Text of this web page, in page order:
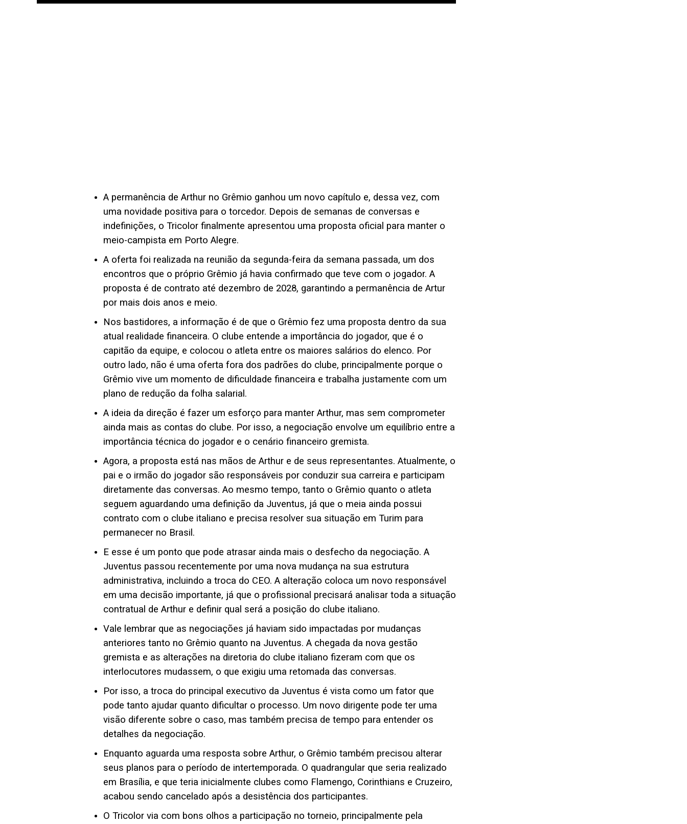
A permanência de Arthur no Grêmio ganhou um novo capítulo e, dessa vez, com
uma novidade positiva para o torcedor. Depois de semanas de conversas e
indefinições, o Tricolor finalmente apresentou uma proposta oficial para manter o
meio-campista em Porto Alegre.
A oferta foi realizada na reunião da segunda-feira da semana passada, um dos
encontros que o próprio Grêmio já havia confirmado que teve com o jogador. A
proposta é de contrato até dezembro de 2028, garantindo a permanência de Artur
por mais dois anos e meio.
Nos bastidores, a informação é de que o Grêmio fez uma proposta dentro da sua
atual realidade financeira. O clube entende a importância do jogador, que é o
capitão da equipe, e colocou o atleta entre os maiores salários do elenco. Por
outro lado, não é uma oferta fora dos padrões do clube, principalmente porque o
Grêmio vive um momento de dificuldade financeira e trabalha justamente com um
plano de redução da folha salarial.
A ideia da direção é fazer um esforço para manter Arthur, mas sem comprometer
ainda mais as contas do clube. Por isso, a negociação envolve um equilíbrio entre a
importância técnica do jogador e o cenário financeiro gremista.
Agora, a proposta está nas mãos de Arthur e de seus representantes. Atualmente, o
pai e o irmão do jogador são responsáveis por conduzir sua carreira e participam
diretamente das conversas. Ao mesmo tempo, tanto o Grêmio quanto o atleta
seguem aguardando uma definição da Juventus, já que o meia ainda possui
contrato com o clube italiano e precisa resolver sua situação em Turim para
permanecer no Brasil.
E esse é um ponto que pode atrasar ainda mais o desfecho da negociação. A
Juventus passou recentemente por uma nova mudança na sua estrutura
administrativa, incluindo a troca do CEO. A alteração coloca um novo responsável
em uma decisão importante, já que o profissional precisará analisar toda a situação
contratual de Arthur e definir qual será a posição do clube italiano.
Vale lembrar que as negociações já haviam sido impactadas por mudanças
anteriores tanto no Grêmio quanto na Juventus. A chegada da nova gestão
gremista e as alterações na diretoria do clube italiano fizeram com que os
interlocutores mudassem, o que exigiu uma retomada das conversas.
Por isso, a troca do principal executivo da Juventus é vista como um fator que
pode tanto ajudar quanto dificultar o processo. Um novo dirigente pode ter uma
visão diferente sobre o caso, mas também precisa de tempo para entender os
detalhes da negociação.
Enquanto aguarda uma resposta sobre Arthur, o Grêmio também precisou alterar
seus planos para o período de intertemporada. O quadrangular que seria realizado
em Brasília, e que teria inicialmente clubes como Flamengo, Corinthians e Cruzeiro,
acabou sendo cancelado após a desistência dos participantes.
O Tricolor via com bons olhos a participação no torneio, principalmente pela